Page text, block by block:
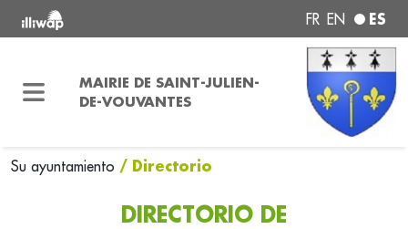
FR EN ES
MAIRIE DE SAINT-JULIEN-
DE-VOUVANTES
Su ayuntamiento / Directorio
DIRECTORIO DE